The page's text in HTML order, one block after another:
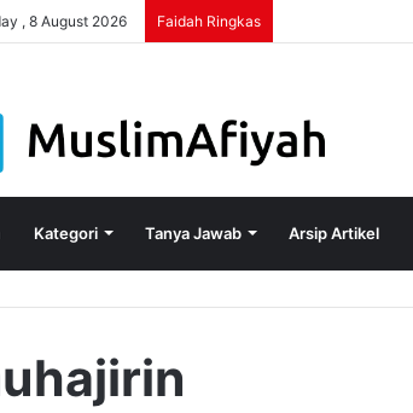
, 8 August 2026 Faidah Ringkas
Kategori Tanya Jawab Arsip Artikel